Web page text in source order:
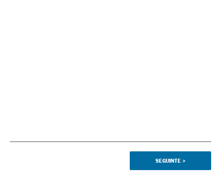
SEGUINTE >